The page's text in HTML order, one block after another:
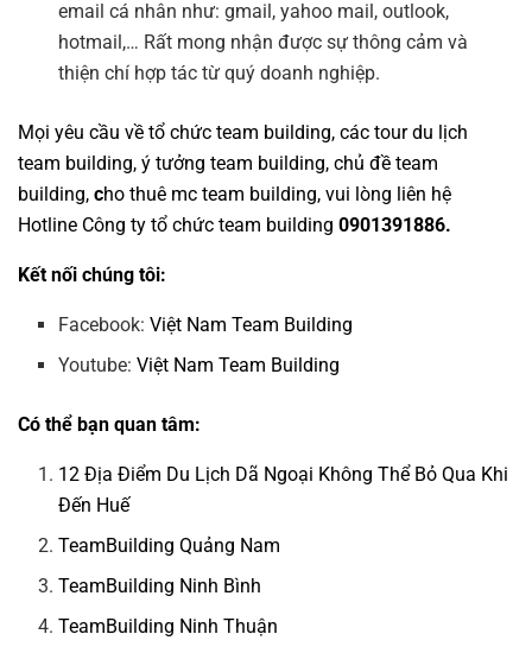
email cá nhân như: gmail, yahoo mail, outlook,
hotmail,… Rất mong nhận được sự thông cảm và
thiện chí hợp tác từ quý doanh nghiệp.
Mọi yêu cầu về tổ chức team building, các tourdu lịch
team building, ý tưởng team building, chủ đề team
building, cho thuê mc team building, vui lòng liên hệ
Hotline Công ty tổ chức team building 0901391886.
Kết nối chúng tôi:
Facebook:Việt Nam Team Building
Youtube:Việt Nam Team Building
Có thể bạn quan tâm:
12 Địa Điểm Du Lịch Dã Ngoại Không Thể Bỏ Qua Khi
Đến Huế
TeamBuilding Quảng Nam
TeamBuilding Ninh Bình
TeamBuilding Ninh Thuận